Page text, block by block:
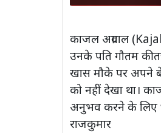
काजल अग्रवाल
उनके पति गौतम
खास मौके पर अपने
को नहीं देखा था।
अनुभव करने के लिए
राजकुमार